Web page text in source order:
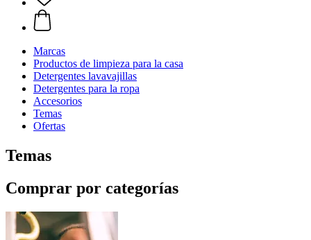
Marcas
Productos de limpieza para la casa
Detergentes lavavajillas
Detergentes para la ropa
Accesorios
Temas
Ofertas
Temas
Comprar por categorías